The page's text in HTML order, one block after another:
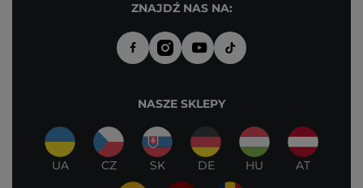
ZNAJDŹ NAS NA:
NASZE SKLEPY
UA CZ SK DE HU AT